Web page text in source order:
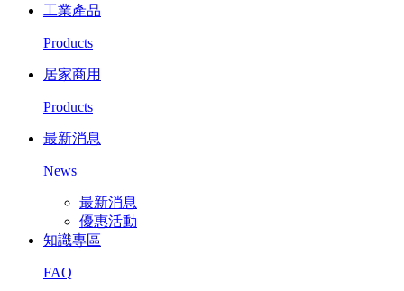
工業產品
Products
居家商用
Products
最新消息
News
最新消息
優惠活動
知識專區
FAQ